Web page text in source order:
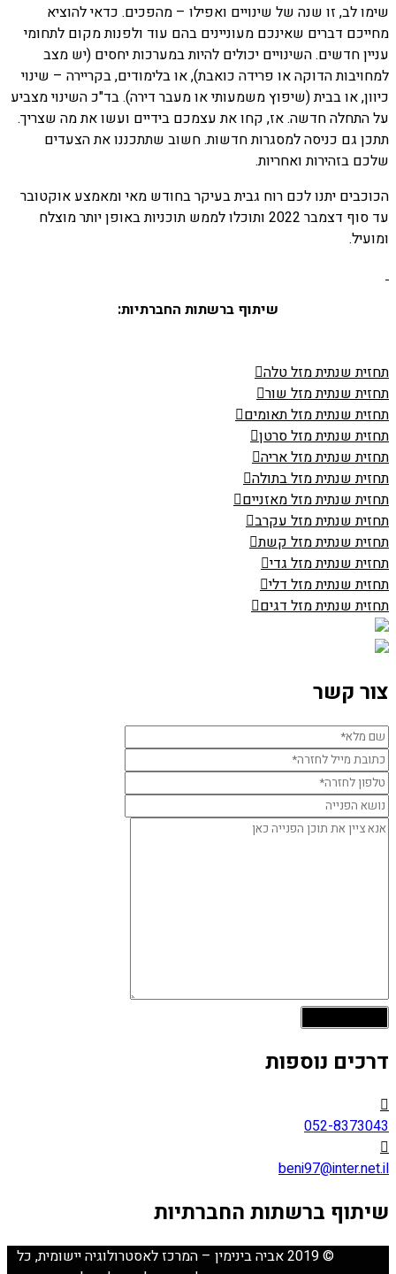
שימו לב, זו שנה של שינויים ואפילו – מהפכים. כדאי להוציא
מחייכם דברים שאינכם מעוניינים בהם עוד ולפנות מקום לתחומי
עניין חדשים. השינויים יכולים להיות במערכות יחסים (יש מצב
למחויבות הדוקה או פרידה כואבת), או בלימודים, בקריירה – שינוי
כיוון, או בבית (שיפוץ משמעותי או מעבר דירה). בד"כ השינוי מצביע
על התחלה חדשה. אז, קחו את עצמכם בידיים ועשו את מה שצריך.
תתכן גם כניסה למסגרות חדשות. חשוב שתתכננו את הצעדים
שלכם בזהירות ואחריות.
הכוכבים יתנו לכם רוח גבית בעיקר בחודש מאי ומאמצע אוקטובר
עד סוף דצמבר 2022 ותוכלו לממש תוכניות באופן יותר מוצלח
ומועיל.
שיתוף ברשתות החברתיות:
תחזית שנתית מזל טלה
תחזית שנתית מזל שור
תחזית שנתית מזל תאומים
תחזית שנתית מזל סרטן
תחזית שנתית מזל אריה
תחזית שנתית מזל בתולה
תחזית שנתית מזל מאזניים
תחזית שנתית מזל עקרב
תחזית שנתית מזל קשת
תחזית שנתית מזל גדי
תחזית שנתית מזל דלי
תחזית שנתית מזל דגים
צור קשר
דרכים נוספות
052-8373043
beni97@inter.net.il
שיתוף ברשתות החברתיות
© 2019 אביה בינימין – המרכז לאסטרולוגיה יישומית, כל